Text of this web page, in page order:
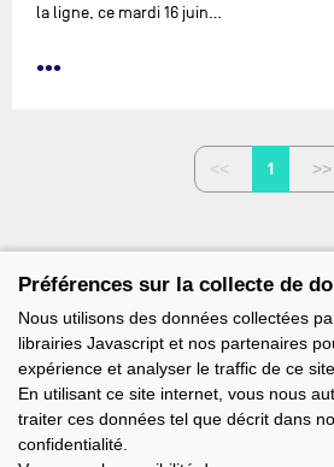
la ligne, ce mardi 16 juin…
•••
1
Préférences sur la collecte de
Nous utilisons des données collectées
librairies Javascript et nos partenaires
expérience et analyser le traffic de ce
En utilisant ce site internet, vous nous
traiter ces données tel que décrit dans
confidentialité.